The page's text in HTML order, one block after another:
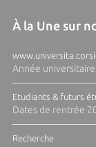
À la Une sur
Année
Etudiants & futurs
Dates de rentrée
Recherche